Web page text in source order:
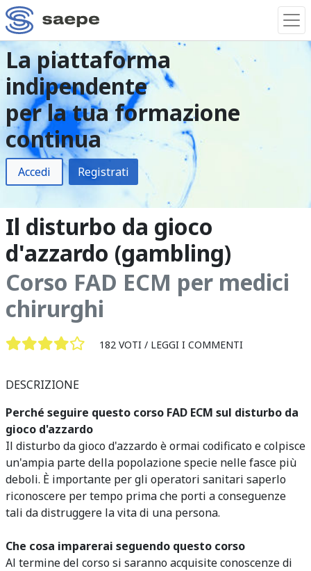
La piattaforma
indipendente
per la tua formazione
continua
Accedi Registrati
Il disturbo da gioco
d'azzardo (gambling)
Corso FAD ECM per medici
chirurghi
182 VOTI / LEGGI I COMMENTI
DESCRIZIONE
Perché seguire questo corso FAD ECM sul disturbo da
gioco d'azzardo
Il disturbo da gioco d'azzardo è ormai codificato e colpisce
un'ampia parte della popolazione specie nelle fasce più
deboli. È importante per gli operatori sanitari saperlo
riconoscere per tempo prima che porti a conseguenze
tali da distruggere la vita di una persona.
Che cosa imparerai seguendo questo corso
Al termine del corso si saranno acquisite conoscenze di